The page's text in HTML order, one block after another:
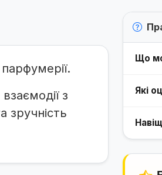
з
зручність
Що
Які